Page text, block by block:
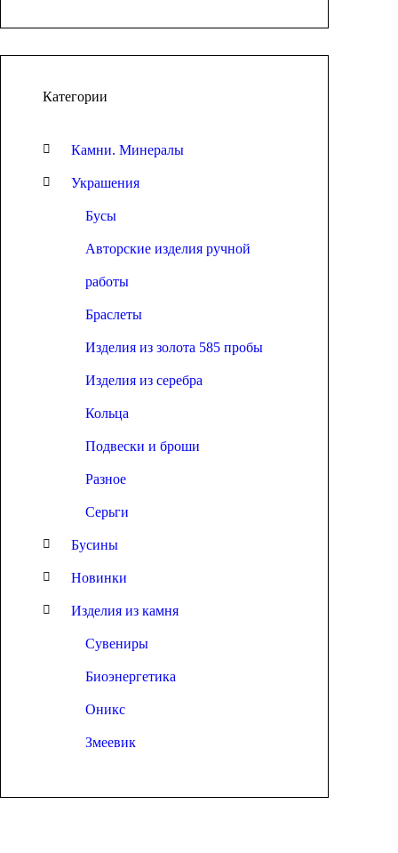
Категории
Камни. Минералы
Украшения
Бусы
Авторские изделия ручной
работы
Браслеты
Изделия из золота 585 пробы
Изделия из серебра
Кольца
Подвески и броши
Разное
Серьги
Бусины
Новинки
Изделия из камня
Сувениры
Биоэнергетика
Оникс
Змеевик